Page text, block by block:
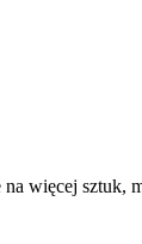
więcej sztuk,